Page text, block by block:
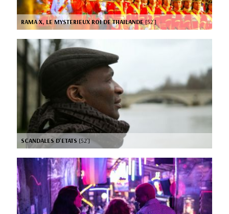
RAMA X, LE MYSTERIEUX ROI DE THAILANDE[52’]
SCANDALES D'ETATS [52’]